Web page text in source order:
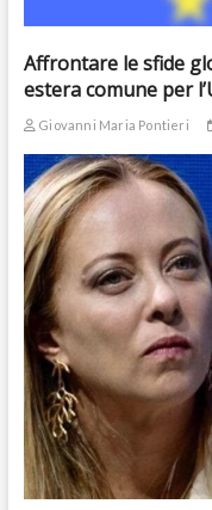
Affrontare le sfide
estera comune per
Giovanni Maria Pontieri